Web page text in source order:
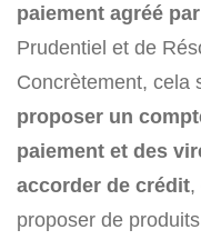
paiement agréé par
Prudentiel et de
Concrètement, cela
proposer un
paiement et des
accorder de crédit,
proposer de